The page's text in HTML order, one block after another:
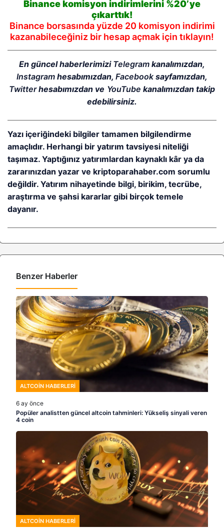
Binance komisyon indirimlerini %20’ye
çıkarttık!
Binance borsasında yüzde 20 komisyon indirimi
kazanabileceğiniz bir hesap açmak için tıklayın!
En güncel haberlerimizi Telegram kanalımızdan,
Instagramhesabımızdan, Facebooksayfamızdan,
Twitterhesabımızdan ve YouTube kanalımızdan takip
edebilirsiniz.
Yazı içeriğindeki bilgiler tamamen bilgilendirme
amaçlıdır. Herhangi bir yatırım tavsiyesi niteliği
taşımaz. Yaptığınız yatırımlardan kaynaklı kâr ya da
zararınızdan yazar ve kriptoparahaber.com sorumlu
değildir. Yatırım nihayetinde bilgi, birikim, tecrübe,
araştırma ve şahsi kararlar gibi birçok temele
dayanır.
Benzer Haberler
ALTCOIN HABERLERI
6 ay önce
Popüler analistten güncel altcoin tahminleri: Yükseliş sinyali veren
4 coin
ALTCOIN HABERLERI